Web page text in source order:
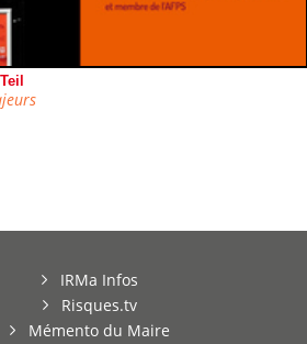
IRMa Infos
Risques.tv
Mémento du Maire